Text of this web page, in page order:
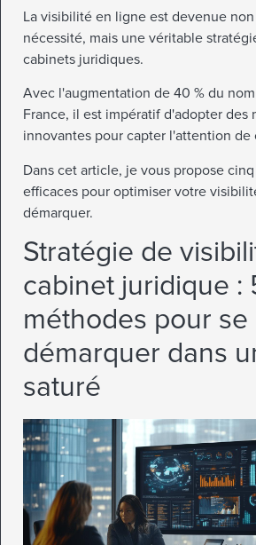
La visibilité en ligne est devenue
nécessité, mais une véritable
cabinets juridiques.
Avec l'augmentation de 40 % du
France, il est impératif d'adopter des
innovantes pour capter l'attention
Dans cet article, je vous propose
efficaces pour optimiser votre
démarquer.
Stratégie de
cabinet juridique :
méthodes pour se
démarquer dans
saturé